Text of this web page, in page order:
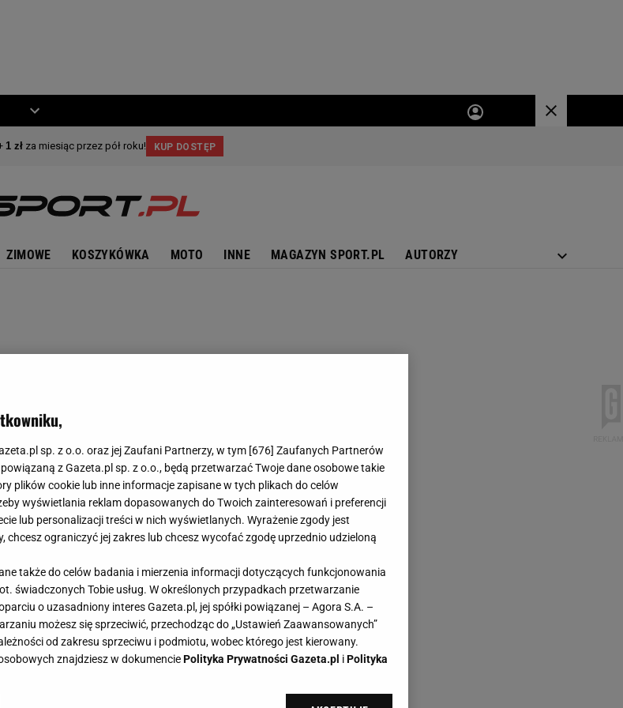
ZIMOWE KOSZYKÓWKA MOTO INNE MAGAZYN SPORT.PL AUTORZY
sp. z o.o. oraz jej Zaufani Partnerzy, w tym [676] Zaufanych Partnerów
z Gazeta.pl sp. z o.o., będą przetwarzać Twoje dane osobowe takie
plików cookie lub inne informacje zapisane w tych plikach do celów
wyświetlania reklam dopasowanych do Twoich zainteresowań i preferencji
lub personalizacji treści w nich wyświetlanych. Wyrażenie zgody jest
chcesz ograniczyć jej zakres lub chcesz wycofać zgodę uprzednio udzieloną
także do celów badania i mierzenia informacji dotyczących funkcjonowania
świadczonych Tobie usług. W określonych przypadkach przetwarzanie
o uzasadniony interes Gazeta.pl, jej spółki powiązanej – Agora S.A. –
możesz się sprzeciwić, przechodząc do „Ustawień Zaawansowanych”
od zakresu sprzeciwu i podmiotu, wobec którego jest kierowany.
znajdziesz w dokumenciePolityka Prywatności Gazeta.pl iPolityka